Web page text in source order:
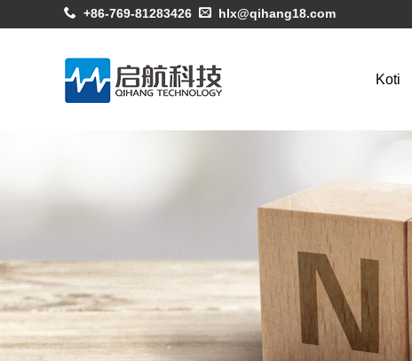
+86-769-81283426 hlx@qihang18.com
Koti